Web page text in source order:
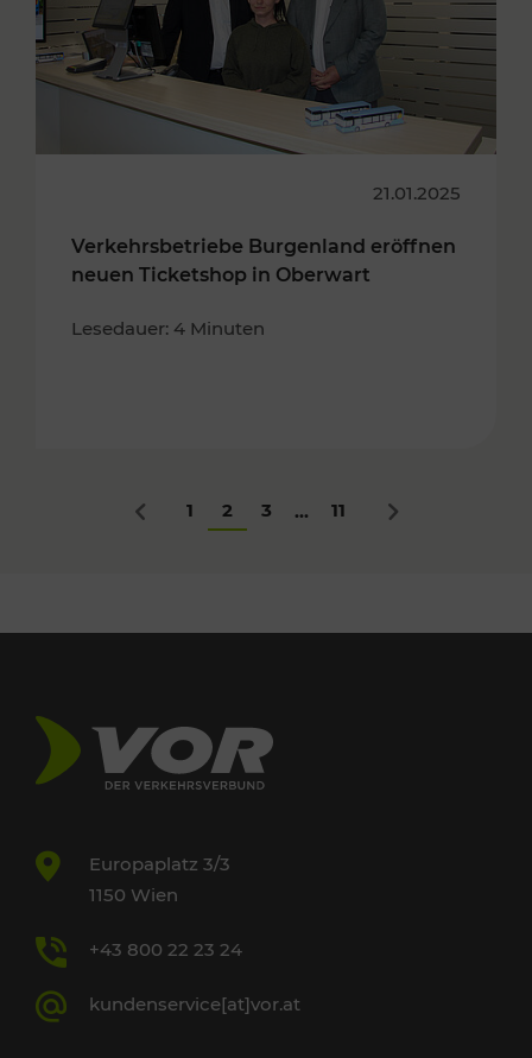
21.01.2025
Verkehrsbetriebe Burgenland eröffnen
neuen Ticketshop in Oberwart
Lesedauer: 4 Minuten
Zurück
1 2 3 ... 11 Nächstes
Europaplatz 3/3
1150 Wien
+43 800 22 23 24
kundenservice[at]vor.at